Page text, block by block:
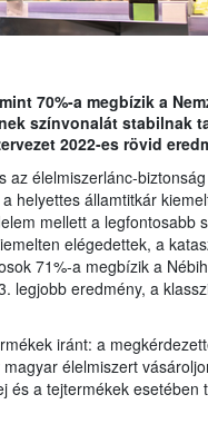
70%-a megbízik a
színvonalát stabilnak
2022-es rövid
élelmiszerlánc-
helyettes államtitkár
mellett a legfontosabb
elégedettek, a
71%-a megbízik a
legjobb eredmény, a
iránt: a
élelmiszert
és a tejtermékek esetében